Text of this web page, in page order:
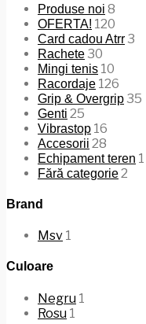
Produse noi 8
OFERTA! 120
Card cadou Atrr3
Rachete30
Mingi tenis 10
Racordaje 126
Grip & Overgrip35
Genti 25
Vibrastop 16
Accesorii 28
Echipament teren 1
Fără categorie2
Brand
Msv 1
Culoare
Negru 1
Rosu 1